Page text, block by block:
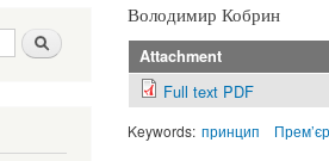
Шукати
Володимир Кобрин
Attachment
Full text PDF
Keywords: принцип